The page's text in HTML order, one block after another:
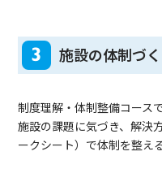
3 施設の体制づ
制度理解・体制整備コース
施設の課題に気づき、解決
ークシート）で体制を整え